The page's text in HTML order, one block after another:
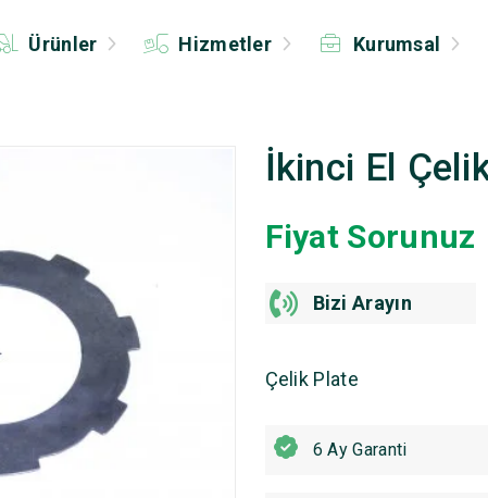
Ürünler Hizmetler Kurumsal
İkinci El
Fiyat Sorunuz
Bizi Arayın
Çelik Plate
6 Ay Garanti